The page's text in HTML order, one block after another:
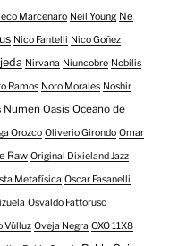
Marcenaro Neil Young Ne
Nico Fantelli Nico Goñez
Nirvana Niuncobre Nobilis
Ramos Noro Morales Noshir
Numen Oasis Oceano de
Orozco Oliverio Girondo Omar
Raw Original Dixieland Jazz
Metafísica Oscar Fasanelli
Osvaldo Fattoruso
Vülluz Oveja Negra OXO 11X8